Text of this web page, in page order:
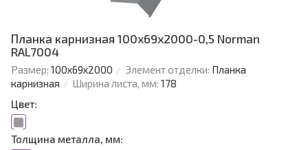
Планка карнизная 100х69х2000-0,5 Norman
RAL7004
Размер: 100х69х2000 Элемент отделки: Планка
карнизная
Ширина листа, мм: 178
Цвет:
Толщина металла, мм: